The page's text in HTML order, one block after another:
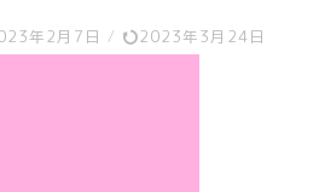
年2月7日 / 2023年3月24日